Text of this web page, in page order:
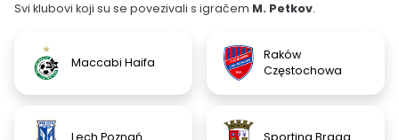
Svi klubovi koji su se povezivali s igračem M. Petkov.
Maccabi Haifa
Raków
Częstochowa
Lech Poznań Sporting Braga